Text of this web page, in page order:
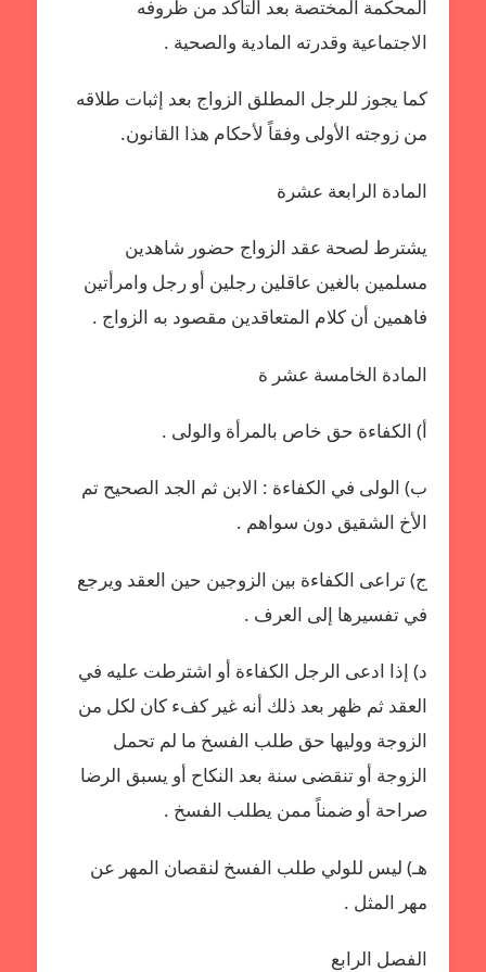
المحكمة المختصة بعد التأكد من ظروفه
الاجتماعية وقدرته المادية والصحية .
كما يجوز للرجل المطلق الزواج بعد إثبات طلاقه
من زوجته الأولى وفقاً لأحكام هذا القانون.
المادة الرابعة عشرة
يشترط لصحة عقد الزواج حضور شاهدين
مسلمين بالغين عاقلين رجلين أو رجل وامرأتين
فاهمين أن كلام المتعاقدين مقصود به الزواج .
المادة الخامسة عشر ة
أ‌) الكفاءة حق خاص بالمرأة والولى .
ب‌) الولى في الكفاءة : الابن ثم الجد الصحيح تم
الأخ الشقيق دون سواهم .
ج) تراعى الكفاءة بين الزوجين حين العقد ويرجع
في تفسيرها إلى العرف .
د) إذا ادعى الرجل الكفاءة أو اشترطت عليه في
العقد ثم ظهر بعد ذلك أنه غير كفء كان لكل من
الزوجة ووليها حق طلب الفسخ ما لم تحمل
الزوجة أو تنقضى سنة بعد النكاح أو يسبق الرضا
صراحة أو ضمناً ممن يطلب الفسخ .
هـ) ليس للولي طلب الفسخ لنقصان المهر عن
مهر المثل .
الفصل الرابع